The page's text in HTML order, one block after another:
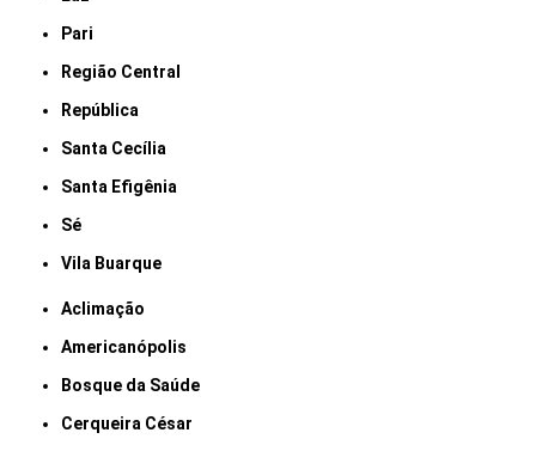
Pari
Região Central
República
Santa Cecília
Santa Efigênia
Sé
Vila Buarque
Aclimação
Americanópolis
Bosque da Saúde
Cerqueira César